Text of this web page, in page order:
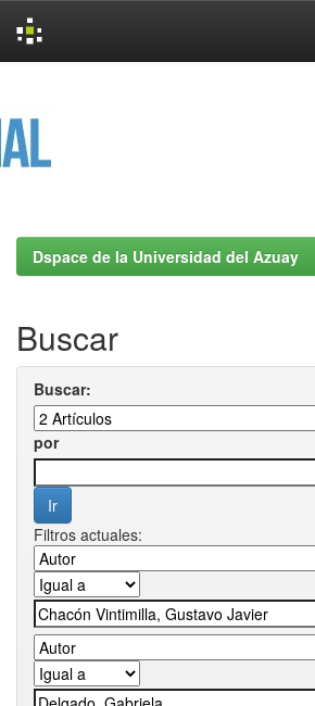
Dspace de la Universidad del Azuay
Buscar
Buscar:
por
Filtros actuales: